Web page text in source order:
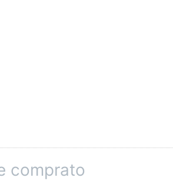
comprato